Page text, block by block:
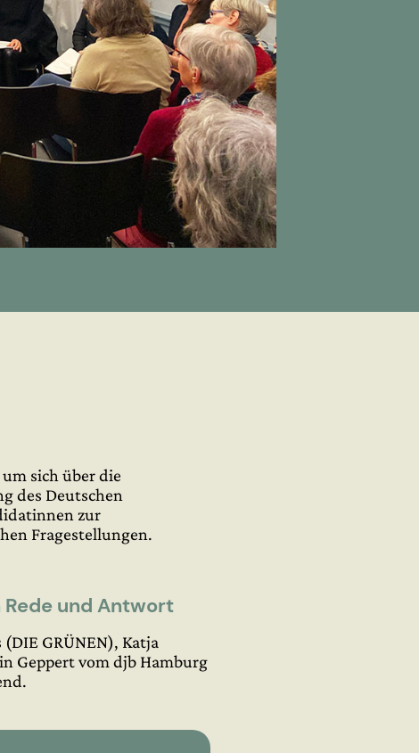
sich über die
des Deutschen
zur
Fragestellungen.
und Antwort
GRÜNEN), Katja
Geppert vom djb Hamburg